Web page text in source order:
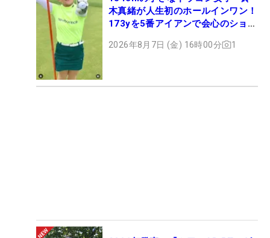
木真緒が人生初のホールインワン！
173yを5番アイアンで会心のショッ
2026年8月7日 (金) 16時00分 1